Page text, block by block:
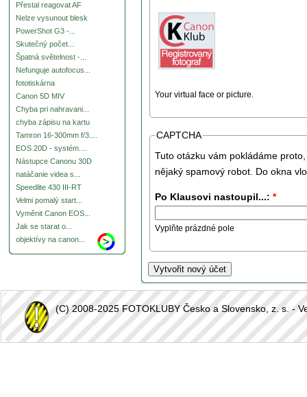
Přestal reagovat AF
Nelze vysunout blesk
PowerShot G3 -...
Skutečný počet...
Špatná světelnost -...
Nefunguje autofocus...
fototiskárna
Canon 5D MIV
Chyba pri nahravani...
chyba zápisu na kartu
Tamron 16-300mm f/3....
EOS 20D - systém....
Nástupce Canonu 30D
natáčanie videa s...
Speedlite 430 III-RT
Velmi pomalý start...
Vyměnit Canon EOS...
Jak se starat o...
objektívy na canon...
Your virtual face or picture.
CAPTCHA
Tuto otázku vám pokládáme
nějaký spamový robot. Do okna
Po Klausovi nastoupil...: *
Vyplňte prázdné pole
(C) 2008-2025 FOTOKLUBY Česko a Slovensko, z. s. -